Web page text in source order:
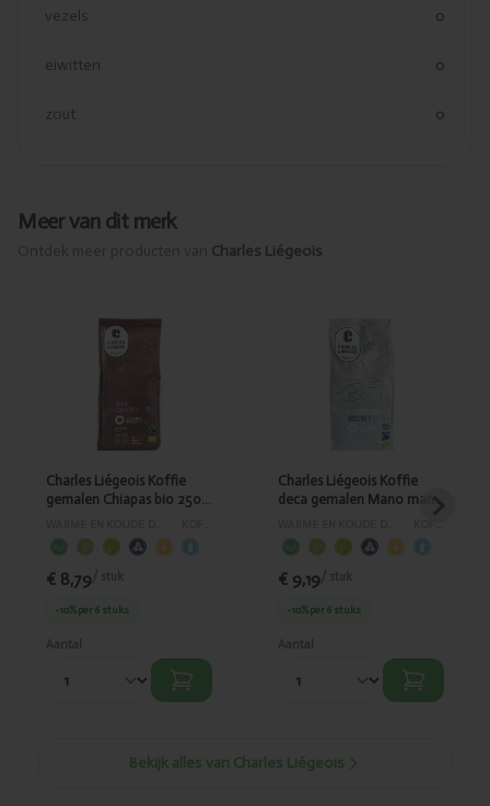
vezels 0
eiwitten 0
zout 0
Meer van dit merk
Ontdek meer producten van Charles Liégeois
Toegevoegd
Charles
Liégeois
Chiapas bio
250g - 9101
Charles Liégeois Koffie
gemalen Chiapas bio 250g
€ 8,79/ stuk
-10%per 6 stuks
Aantal
Charles
Liégeois
bio 250g -
Charles Liégeois Koffie
deca gemalen Mano mano
€ 9,19/ stuk
-10%per 6 stuks
Aantal
Bekijk alles van Charles Liégeois